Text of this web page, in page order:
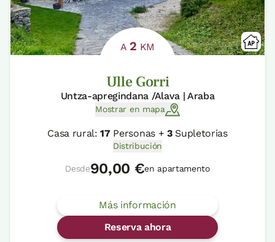
A 2 KM
Ulle Gorri
Untza-apregindana /Alava | Araba
Mostrar en mapa
Casa rural:17Personas + 3Supletorias
Distribución
Desde90,00 €en apartamento
Más información
Reserva ahora